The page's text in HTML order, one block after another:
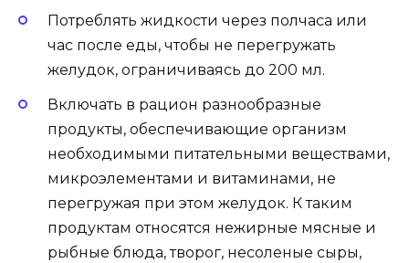
Потреблять жидкости через полчаса или
час после еды, чтобы не перегружать
желудок, ограничиваясь до 200 мл.
Включать в рацион разнообразные
продукты, обеспечивающие организм
необходимыми питательными веществами,
микроэлементами и витаминами, не
перегружая при этом желудок. К таким
продуктам относятся нежирные мясные и
рыбные блюда, творог, несоленые сыры,